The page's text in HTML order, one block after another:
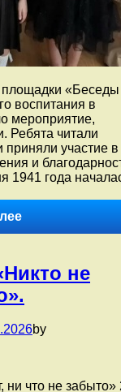
площадки
воспитания в
мероприятие,
Ребята читали
приняли участие в
и
1941 года
В
площадки
о
и
не
by
ни что не забыто»